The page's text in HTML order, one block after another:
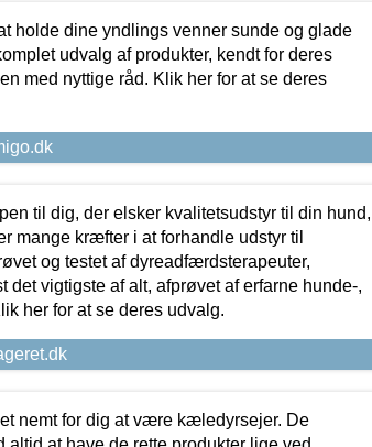
holde dine yndlings venner sunde og glade
udvalg af produkter, kendt for deres
med nyttige råd. Klik her for at se deres
til dig, der elsker kvalitetsudstyr til din hund,
mange kræfter i at forhandle udstyr til
og testet af dyreadfærdsterapeuter,
vigtigste af alt, afprøvet af erfarne hunde-,
her for at se deres udvalg.
nemt for dig at være kæledyrsejer. De